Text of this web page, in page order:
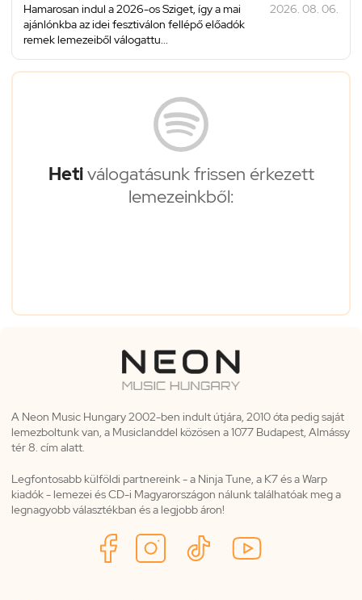
Hamarosan indul a 2026-os Sziget, így a mai
ajánlónkba az idei fesztiválon fellépő előadók
remek lemezeiből válogattu...
2026. 08. 06.
Hetiválogatásunk frissen érkezett
lemezeinkből:
A Neon Music Hungary 2002-ben indult útjára, 2010 óta pedig saját
lemezboltunk van, a Musiclanddel közösen a 1077 Budapest, Almássy
tér 8. cím alatt.
Legfontosabb külföldi partnereink - a Ninja Tune, a K7 és a Warp
kiadók - lemezei és CD-i Magyarországon nálunk találhatóak meg a
legnagyobb választékban és a legjobb áron!